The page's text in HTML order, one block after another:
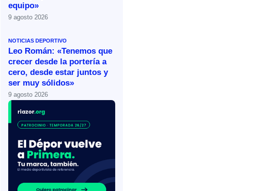
equipo»
9 agosto 2026
NOTICIAS DEPORTIVO
Leo Román: «Tenemos que
crecer desde la portería a
cero, desde estar juntos y
ser muy sólidos»
9 agosto 2026